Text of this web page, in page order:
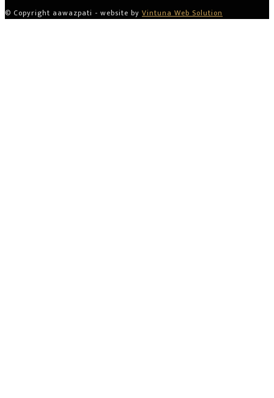
© Copyright aawazpati - website by Vintuna Web Solution